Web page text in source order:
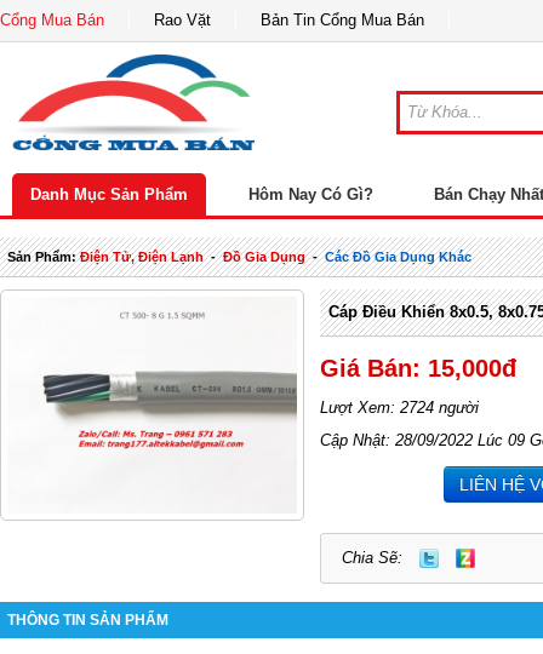
Cổng Mua Bán Rao Vặt Bản Tin Cổng Mua Bán
Danh Mục Sản Phẩm Hôm Nay Có Gì? Bán Chạy Nhất
Sản Phẩm:Điện Tử, Điện Lạnh-Đồ Gia Dụng-Các Đồ Gia Dụng Khác
Cáp Điều Khiển 8x0.5,
Giá Bán: 15,000đ
Lượt Xem: 2724 người
Cập Nhật: 28/09/2022 Lúc 09
LIÊN HỆ
Chia Sẽ:
THÔNG TIN SẢN PHẨM